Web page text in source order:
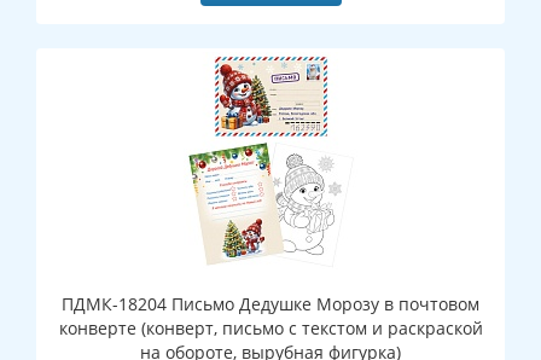
ПДМК-18204 Письмо Дедушке Морозу в почтовом
конверте (конверт, письмо с текстом и раскраской
на обороте, вырубная фигурка)